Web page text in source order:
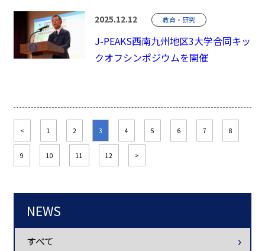
2025.12.12 教育・研究
J-PEAKS西南九州地区3大学合同キッ
クオフシンポジウムを開催
< 1 2 3 4 5 6 7 8
9 10 11 12 >
NEWS
すべて